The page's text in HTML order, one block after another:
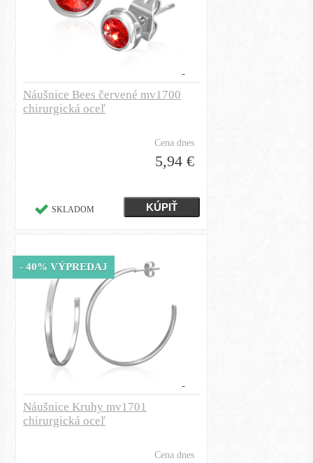
Náušnice Bees červené mv1700
chirurgická oceľ
Cena dnes
5,94 €
SKLADOM
Náušnice Kruhy mv1701
chirurgická oceľ
Cena dnes
- 40% VÝPREDAJ